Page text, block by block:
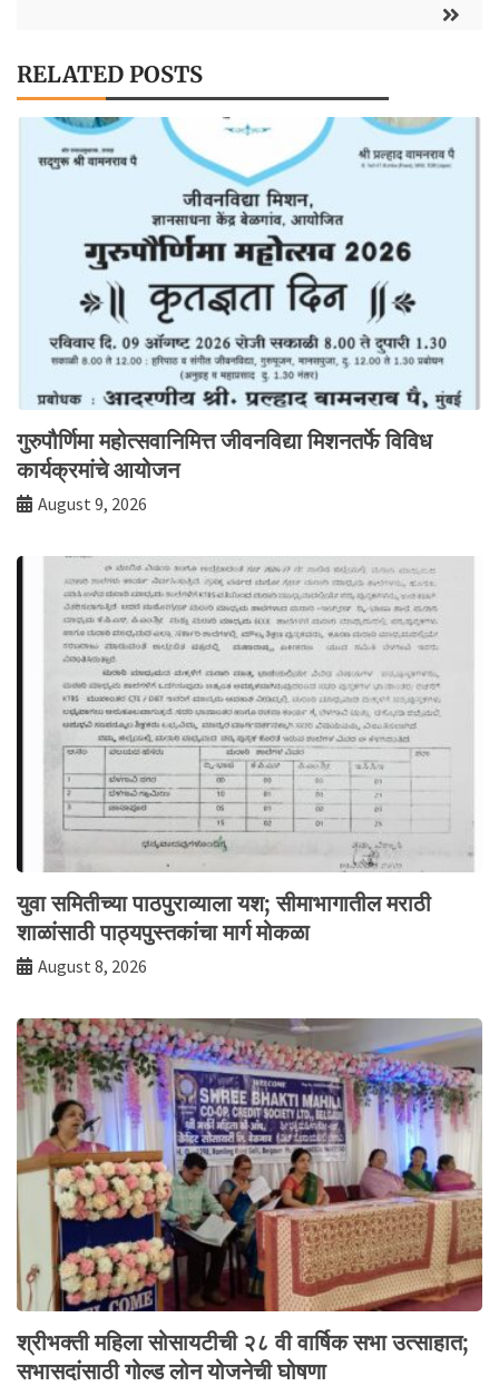
RELATED POSTS
गुरुपौर्णिमा महोत्सवानिमित्त जीवनविद्या मिशनतर्फे विविध
कार्यक्रमांचे आयोजन
August 9, 2026
युवा समितीच्या पाठपुराव्याला यश; सीमाभागातील मराठी
शाळांसाठी पाठ्यपुस्तकांचा मार्ग मोकळा
August 8, 2026
श्रीभक्ती महिला सोसायटीची २८ वी वार्षिक सभा उत्साहात;
सभासदांसाठी गोल्ड लोन योजनेची घोषणा